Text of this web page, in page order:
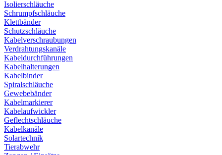
Isolierschläuche
Schrumpfschläuche
Klettbänder
Schutzschläuche
Kabelverschraubungen
Verdrahtungskanäle
Kabeldurchführungen
Kabelhalterungen
Kabelbinder
Spiralschläuche
Gewebebänder
Kabelmarkierer
Kabelaufwickler
Geflechtschläuche
Kabelkanäle
Solartechnik
Tierabwehr